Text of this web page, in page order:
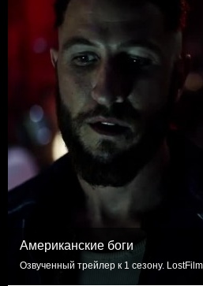
Американские боги
Озвученный трейлер к 1 сезону.